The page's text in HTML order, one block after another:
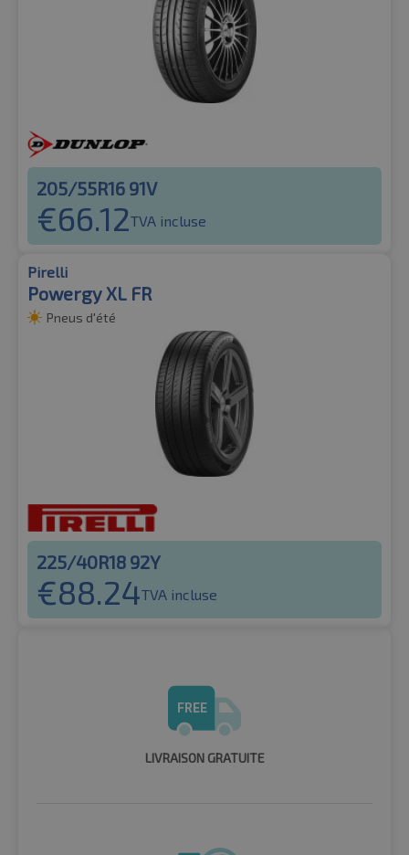
205/55R16 91V
€66.12TVA incluse
Pirelli
Powergy XL FR
Pneus d'été
225/40R18 92Y
€88.24TVA incluse
LIVRAISON GRATUITE